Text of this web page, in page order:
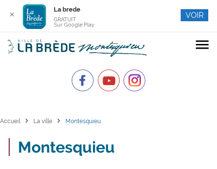
menu
Accueil chevron_right La ville chevron_right Montesquieu
Montesquieu
✕
La brede
GRATUIT
Sur Google Play
VOIR